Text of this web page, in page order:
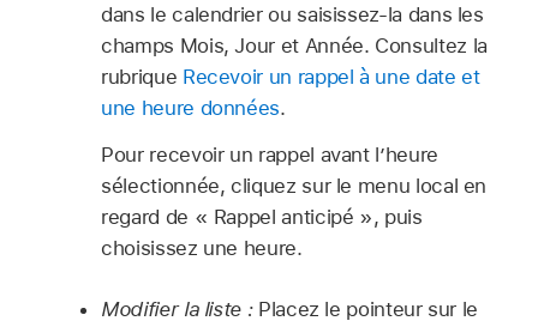
dans le calendrier ou saisissez-la dans les
champs Mois, Jour et Année. Consultez la
rubrique Recevoir un rappel à une date et
une heure données.
Pour recevoir un rappel avant lʼheure
sélectionnée, cliquez sur le menu local en
regard de « Rappel anticipé », puis
choisissez une heure.
Modifier la liste :Placez le pointeur sur le